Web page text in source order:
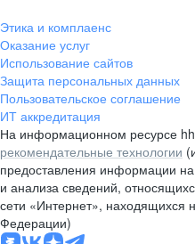
Этика и комплаенс
Оказание услуг
Использование сайтов
Защита персональных данных
Пользовательское соглашение
ИТ аккредитация
На информационном ресурсе
рекомендательные технологии
предоставления информации
и анализа сведений,
сети «Интернет», находящихся
Федерации)